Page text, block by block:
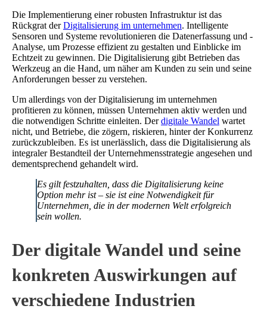
Die Implementierung einer robusten Infrastruktur ist das
Rückgrat derDigitalisierung im unternehmen. Intelligente
Sensoren und Systeme revolutionieren die Datenerfassung und -
Analyse, um Prozesse effizient zu gestalten und Einblicke im
Echtzeit zu gewinnen. Die Digitalisierung gibt Betrieben das
Werkzeug an die Hand, um näher am Kunden zu sein und seine
Anforderungen besser zu verstehen.
Um allerdings von der Digitalisierung im unternehmen
profitieren zu können, müssen Unternehmen aktiv werden und
die notwendigen Schritte einleiten. Derdigitale Wandel wartet
nicht, und Betriebe, die zögern, riskieren, hinter der Konkurrenz
zurückzubleiben. Es ist unerlässlich, dass die Digitalisierung als
integraler Bestandteil der Unternehmensstrategie angesehen und
dementsprechend gehandelt wird.
Es gilt festzuhalten, dass die Digitalisierung keine
Option mehr ist – sie ist eine Notwendigkeit für
Unternehmen, die in der modernen Welt erfolgreich
sein wollen.
Der digitale Wandel und seine
konkreten Auswirkungen auf
verschiedene Industrien